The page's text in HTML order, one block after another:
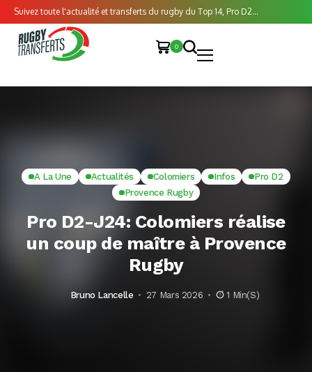
Suivez toute l'actualité et transferts du rugby du Top 14, Pro D2...
0
A La Une Actualités Colomiers Infos
Pro D2
Provence Rugby
Pro D2-J24: Colomiers réalise
un coup de maître à Provence
Rugby
Bruno Lancelle 27 Mars 2026 1 Min(s)